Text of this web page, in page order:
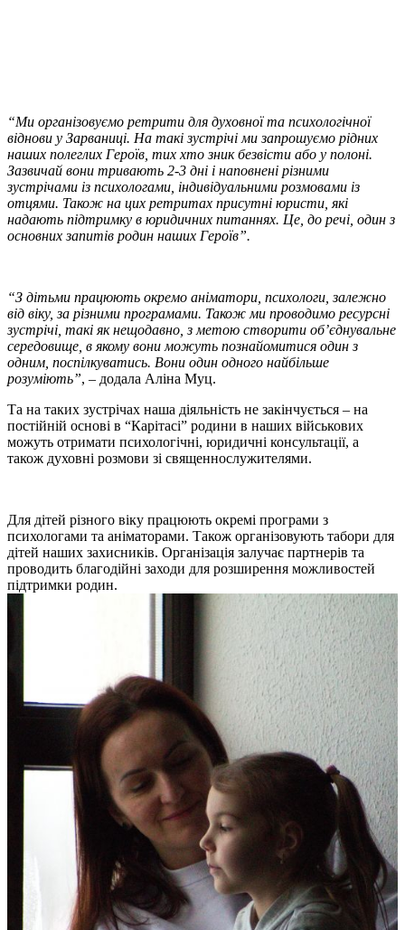
“Ми організовуємо ретрити для духовної та психологічної
віднови у Зарваниці. На такі зустрічі ми запрошуємо рідних
наших полеглих Героїв, тих хто зник безвісти або у полоні.
Зазвичай вони тривають 2-3 дні і наповнені різними
зустрічами із психологами, індивідуальними розмовами із
отцями. Також на цих ретритах присутні юристи, які
надають підтримку в юридичних питаннях. Це, до речі, один з
основних запитів родин наших Героїв”.
“З дітьми працюють окремо аніматори, психологи, залежно
від віку, за різними програмами. Також ми проводимо ресурсні
зустрічі, такі як нещодавно, з метою створити об’єднувальне
середовище, в якому вони можуть познайомитися один з
одним, поспілкуватись. Вони один одного найбільше
розуміють”, – додала Аліна Муц.
Та на таких зустрічах наша діяльність не закінчується – на
постійній основі в “Карітасі” родини в наших військових
можуть отримати психологічні, юридичні консультації, а
також духовні розмови зі священнослужителями.
Для дітей різного віку працюють окремі програми з
психологами та аніматорами. Також організовують табори для
дітей наших захисників. Організація залучає партнерів та
проводить благодійні заходи для розширення можливостей
підтримки родин.